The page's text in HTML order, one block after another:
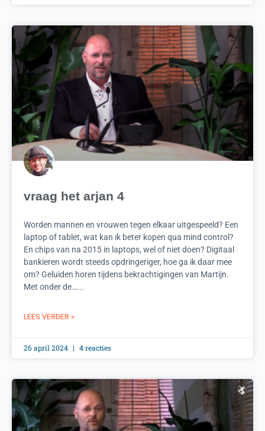
vraag het arjan 4
Worden mannen en vrouwen tegen elkaar uitgespeeld? Een
laptop of tablet, wat kan ik beter kopen qua mind control?
En chips van na 2015 in laptops, wel of niet doen? Digitaal
bankieren wordt steeds opdringeriger, hoe ga ik daar mee
om? Geluiden horen tijdens bekrachtigingen van Martijn.
Met onder de…...
LEES VERDER »
26 april 2024 4 reacties